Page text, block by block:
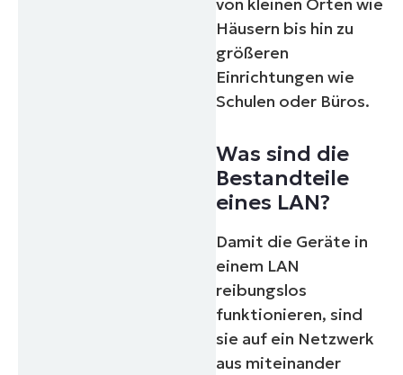
von kleinen Orten wie
Häusern bis hin zu
größeren
Einrichtungen wie
Schulen oder Büros.
Was sind die
Bestandteile
eines LAN?
Damit die Geräte in
einem LAN
reibungslos
funktionieren, sind
sie auf ein Netzwerk
aus miteinander